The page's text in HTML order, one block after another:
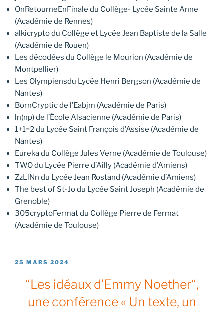
OnRetourneEnFinale du Collège- Lycée Sainte Anne
(Académie de Rennes)
alkicrypto du Collège et Lycée Jean Baptiste de la Salle
(Académie de Rouen)
Les décodées du Collège le Mourion (Académie de
Montpellier)
Les Olympiensdu Lycée Henri Bergson (Académie de
Nantes)
BornCryptic de l’Eabjm (Académie de Paris)
ln(np) de l’École Alsacienne (Académie de Paris)
1+1=2 du Lycée Saint François d’Assise (Académie de
Nantes)
Eureka du Collège Jules Verne (Académie de Toulouse)
TWO du Lycée Pierre d’Ailly (Académie d’Amiens)
ZzLlNn du Lycée Jean Rostand (Académie d’Amiens)
The best of St-Jo du Lycée Saint Joseph (Académie de
Grenoble)
305cryptoFermat du Collège Pierre de Fermat
(Académie de Toulouse)
PUBLIÉ
25 MARS 2024
“Les idéaux d’Emmy Noether“,
une conférence « Un texte, un